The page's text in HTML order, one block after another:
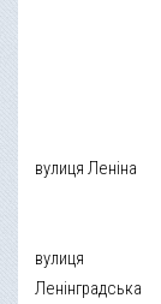
вулиця Леніна
вулиця
Ленінградська